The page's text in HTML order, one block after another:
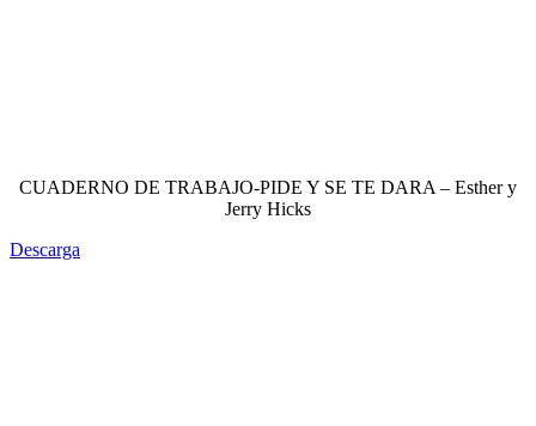
CUADERNO DE TRABAJO-PIDE Y SE TE DARA – Esther y
Jerry Hicks
Descarga